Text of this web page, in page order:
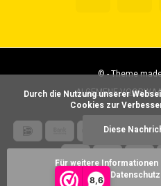
8,6
ALGEMENE
©- Theme
Cookies zur
Diese
Für weitere